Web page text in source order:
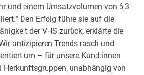
und einem Umsatzvolumen von 6,3
Den Erfolg führe sie auf die
der VHS zurück, erklärte die
antizipieren Trends rasch und
um – für unsere Kund:innen
Herkunftsgruppen, unabhängig von